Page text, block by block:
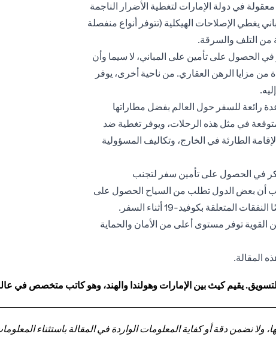
في دولة الإمارات لتغطية الأضرار الناجمة
يغطي الإصلاحات الهيكلية (تتوفر أنواع منفصلة
من التلف والسرقة.
الحصول على تأمين على المباني، لا سيما وأن
مزايا الرهن العقاري. من ناحية أخرى، يوفر
رائعة للسفر حول العالم بفضل مطاراتها
في مثل هذه الرحلات، ويوفر تغطية ضد
الطارئة في الخارج، وتكاليف المسؤولية
في الحصول على تأمين سفر لتجنب
أن بعض الدول تطلب من السياح الحصول على
بكوفيد-19 أثناء السفر.
القوية توفر مستوى أعلى من الأمان والحماية
المقالة.
يقيم كيث بين الإمارات وهولندا والهند، وهو كاتب متخصص في
نضمن دقة أو كفاية المعلومات الواردة في المقالة باستثناء